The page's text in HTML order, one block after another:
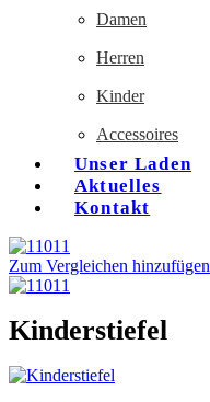
Damen
Herren
Kinder
Accessoires
Unser Laden
Aktuelles
Kontakt
Zum Vergleichen hinzufügen
Kinderstiefel